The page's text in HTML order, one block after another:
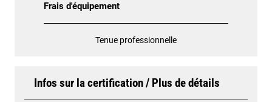
Frais d'équipement
Tenue professionnelle
Infos sur la certification / Plus de détails